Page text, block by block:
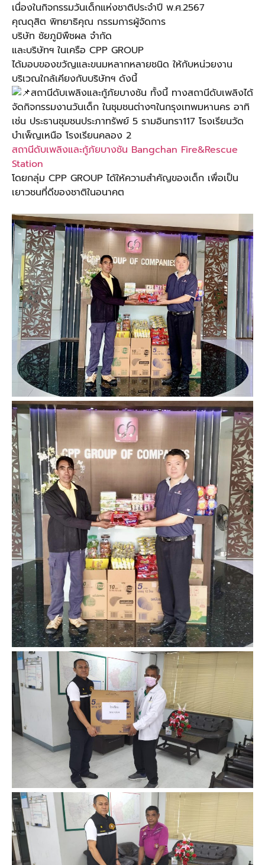
เนื่องในกิจกรรมวันเด็กแห่งชาติประจำปี พ.ศ.2567
คุณดุสิต พิทยาธิคุณ กรรมการผู้จัดการ
บริษัท ชัยภูมิพืชผล จำกัด
และบริษัทฯ ในเครือ CPP GROUP
ได้มอบของขวัญและขนมหลากหลายชนิด ให้กับหน่วยงาน
บริเวณใกล้เคียงกับบริษัทฯ ดังนี้
สถานีดับเพลิงและกู้ภัยบางชัน ทั้งนี้ ทางสถานีดับเพลิงได้
จัดกิจกรรมงานวันเด็ก ในชุมชนต่างๆในกรุงเทพมหานคร อาทิ
เช่น ประธานชุมชนประภาทรัพย์ 5 รามอินทรา117 โรงเรียนวัด
บำเพ็ญเหนือ โรงเรียนคลอง 2
สถานีดับเพลิงและกู้ภัยบางชัน Bangchan Fire&Rescue
Station
โดยกลุ่ม CPP GROUP ได้ให้ความสำคัญของเด็ก เพื่อเป็น
เยาวชนที่ดีของชาติในอนาคต